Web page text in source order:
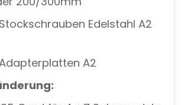
Edelstahl A2
A2
: